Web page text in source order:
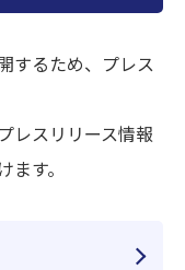
するため、プレス
レスリリース情報
す。